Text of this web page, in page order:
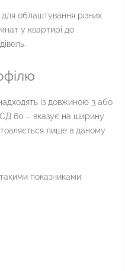
облаштування різних
у квартирі до
із довжиною 3 або
60 – вказує на ширину
лише в даному
показниками: